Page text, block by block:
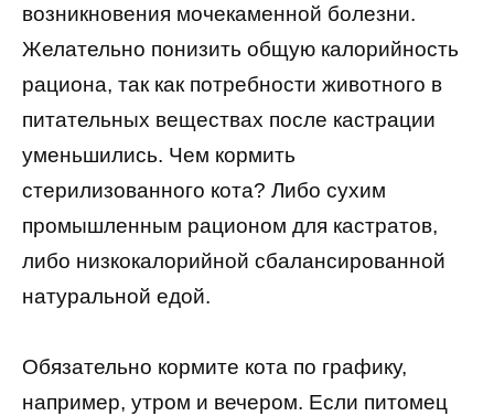
возникновения мочекаменной болезни.
Желательно понизить общую калорийность
рациона, так как потребности животного в
питательных веществах после кастрации
уменьшились. Чем кормить
стерилизованного кота? Либо сухим
промышленным рационом для кастратов,
либо низкокалорийной сбалансированной
натуральной едой.
Обязательно кормите кота по графику,
например, утром и вечером. Если питомец